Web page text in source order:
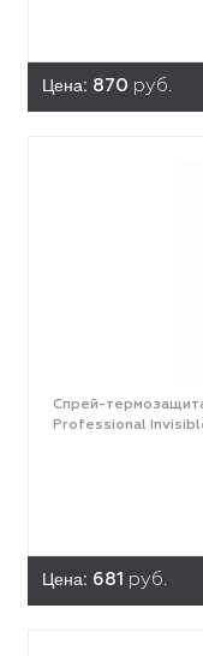
Цена: 870 руб.
Спрей-
Professional
Цена: 681 руб.